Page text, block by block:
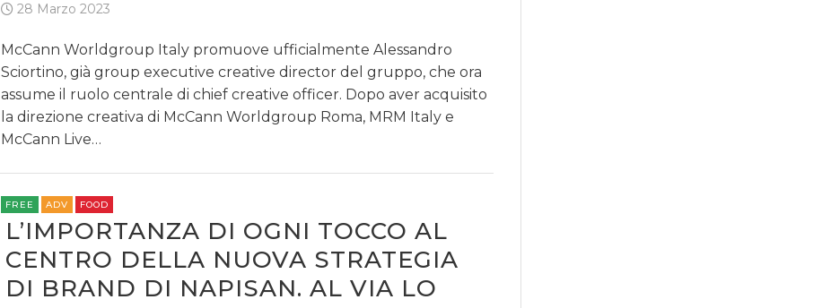
28 Marzo 2023
McCann Worldgroup Italy promuove ufficialmente Alessandro
Sciortino, già group executive creative director del gruppo, che ora
assume il ruolo centrale di chief creative officer. Dopo aver acquisito
la direzione creativa di McCann Worldgroup Roma, MRM Italy e
McCann Live…
FREE ADV FOOD
L’IMPORTANZA DI OGNI TOCCO AL
CENTRO DELLA NUOVA STRATEGIA
DI BRAND DI NAPISAN. AL VIA LO